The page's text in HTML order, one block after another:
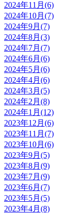
2024年11月(6)
2024年10月(7)
2024年9月(7)
2024年8月(3)
2024年7月(7)
2024年6月(6)
2024年5月(6)
2024年4月(6)
2024年3月(5)
2024年2月(8)
2024年1月(12)
2023年12月(6)
2023年11月(7)
2023年10月(6)
2023年9月(5)
2023年8月(9)
2023年7月(9)
2023年6月(7)
2023年5月(5)
2023年4月(8)